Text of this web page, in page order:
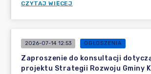
CZYTAJ WIĘCEJ
2026-07-14 12:53 OGŁOSZENIA
Zaproszenie do konsultacji
projektu Strategii Rozwoju Gminy